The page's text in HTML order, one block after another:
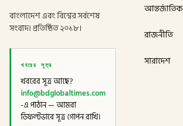
বাংলাদেশ এবং বিশ্বের সর্বশেষ
সংবাদ। প্রতিষ্ঠিত ২০১৮।
খবরের সূত্র
খবরের সূত্র আছে?
info@bdglobaltimes.com
-এ পাঠান — আমরা
ডিফল্টভাবে সূত্র গোপন রাখি।
আন্তর্জাতিক
রাজনীতি
সারাদেশ